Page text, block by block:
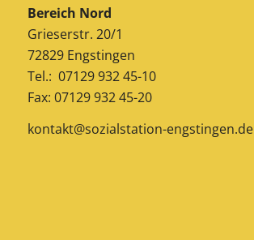
Bereich Nord
Grieserstr. 20/1
72829 Engstingen
Tel.: 07129 932 45-10
Fax: 07129 932 45-20
kontakt@sozialstation-engstingen.de